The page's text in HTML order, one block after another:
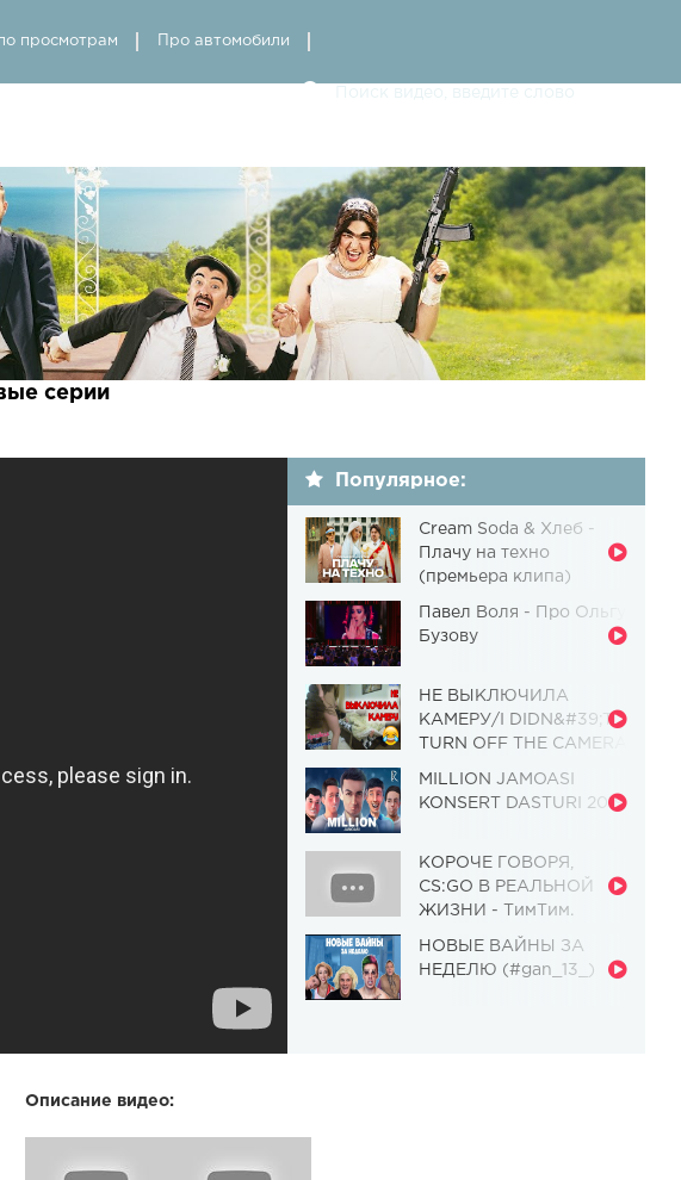
просмотрам Про автомобили
серии
Популярное:
Cream Soda & Хлеб -
Плачу на техно
(премьера клипа)
Павел Воля - Про Ольгу
Бузову
НЕ ВЫКЛЮЧИЛА
КАМЕРУ/I DIDN&#39;T
TURN OFF THE CAMERA
Чудовище] (Выпуск 110)
MILLION JAMOASI
KONSERT DASTURI 2019
КОРОЧЕ ГОВОРЯ,
CS:GO В РЕАЛЬНОЙ
ЖИЗНИ - ТимТим.
НОВЫЕ ВАЙНЫ ЗА
НЕДЕЛЮ (#gan_13_)
Описание видео: